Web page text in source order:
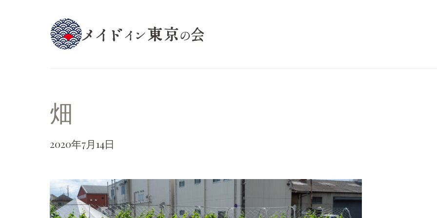
畑
2020年7月14日